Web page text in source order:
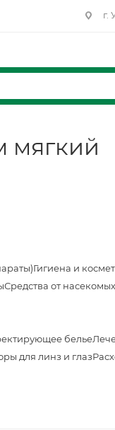
г.
мягкий
Гигиена и
Средства от насекомых
белье
для линз и глаз